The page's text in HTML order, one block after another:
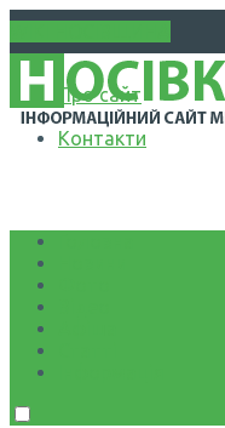
Про сайт
Контакти